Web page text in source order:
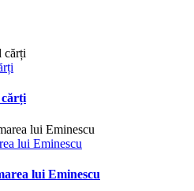
cărți
lui Eminescu
lui Eminescu